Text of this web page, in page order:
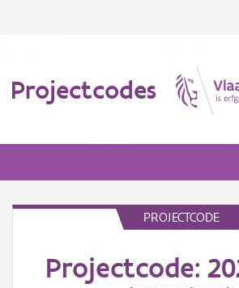
Projectcodes
PROJECTCODE
Projectcode: